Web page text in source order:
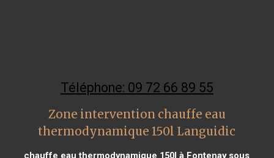
Téléphone: 09 72 66 89 55
Zone intervention chauffe eau
thermodynamique 150l Languidic
chauffe eau thermodynamique 150l à Fontenay sous